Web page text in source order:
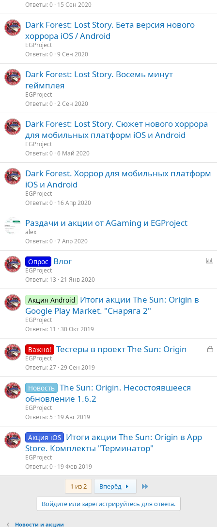
Ответы 0 15 Сен 2020
Dark Forest: Lost Story. Бета версия нового
хоррора iOS / Android
EGProject
Ответы 0 9 Сен 2020
Dark Forest: Lost Story. Восемь минут
геймплея
EGProject
Ответы 0 2 Сен 2020
Dark Forest: Lost Story. Сюжет нового хоррора
для мобильных платформ iOS и Android
EGProject
Ответы 0 6 Май 2020
Dark Forest. Хоррор для мобильных платформ
iOS и Android
EGProject
Ответы 0 16 Апр 2020
Раздачи и акции от AGaming и EGProject
alex
Ответы 0 7 Апр 2020
о
Опрос Влог
EGProject
Ответы 13 21 Янв 2020
Акция Android Итоги акции The Sun: Origin в
Google Play Market. "Снаряга 2"
EGProject
Ответы 11 30 Окт 2019
З
р
Важно! Тестеры в проект The Sun: Origin
EGProject
Ответы 27 29 Сен 2019
Новость The Sun: Origin. Несостоявшееся
обновление 1.6.2
EGProject
Ответы 5 19 Авг 2019
Акция iOS Итоги акции The Sun: Origin в App
Store. Комплекты "Терминатор"
EGProject
Ответы 0 19 Фев 2019
1 из 2 Вперёд
Войдите или зарегистрируйтесь для ответа.
Новости и акции